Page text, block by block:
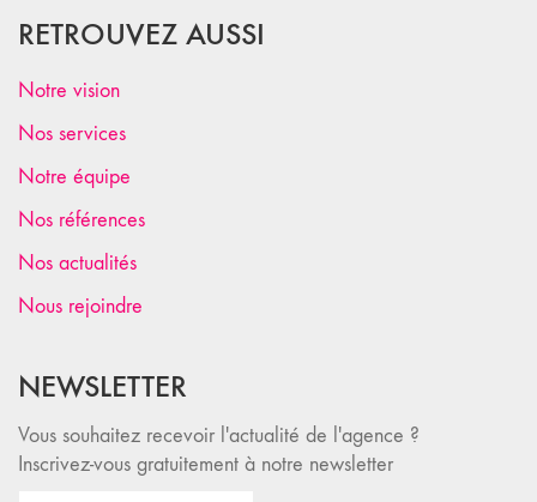
RETROUVEZ AUSSI
Notre vision
Nos services
Notre équipe
Nos références
Nos actualités
Nous rejoindre
NEWSLETTER
Vous souhaitez recevoir l'actualité de l'agence ?
Inscrivez-vous gratuitement à notre newsletter